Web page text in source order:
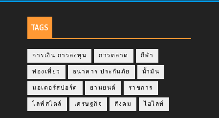
TAGS
การเงิน การลงทุน การตลาด กีฬา
ท่องเที่ยว ธนาคาร ประกันภัย น้ำมัน
มอเตอร์สปอร์ต ยานยนต์ ราชการ
ไลฟ์สไตล์ เศรษฐกิจ สังคม ไฮไลท์